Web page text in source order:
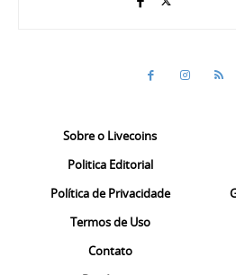
Sobre o Livecoins
Politica Editorial
Política de Privacidade
Termos de Uso
Contato